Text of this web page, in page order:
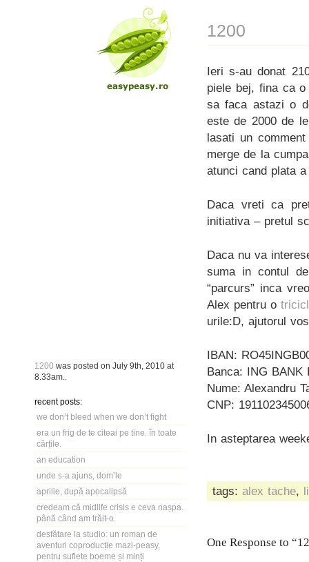
1200 was posted on July 9th, 2010 at
8.33am
recent posts:
we don’t bleed when we don’t fight
era un frig de te citeai pe tine. în toate
cărțile.
an education
unde s-a ajuns, dom’le
aprilie, după apocalipsă
credeam că midlife crisis e ceva nașpa.
până când am trăit-o.
desfătare la studio: un roman de
aventuri coproducție mazi-peasy,
pentru suflete boeme și minți
1200
Ieri s-au donat
piele bej, fina ca
sa faca astazi o
este de 2000 de
lasati un
merge de la
atunci cand plata
Daca vreti ca
initiativa – pretul
Daca nu va
suma in contul
“parcurs” inca
Alex pentru o
urile:D, ajutorul
IBAN:
Banca: ING BANK
Nume: Alexandru
CNP:
In asteptarea
tags: alex tache,
One Response to